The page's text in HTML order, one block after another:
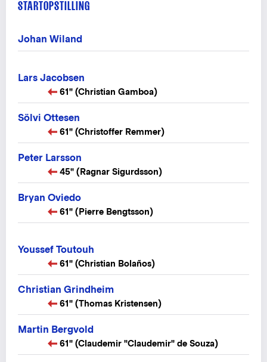
STARTOPSTILLING
Johan Wiland
Lars Jacobsen
61" (Christian Gamboa)
Sölvi Ottesen
61" (Christoffer Remmer)
Peter Larsson
45" (Ragnar Sigurdsson)
Bryan Oviedo
61" (Pierre Bengtsson)
Youssef Toutouh
61" (Christian Bolaños)
Christian Grindheim
61" (Thomas Kristensen)
Martin Bergvold
61" (Claudemir "Claudemir" de Souza)